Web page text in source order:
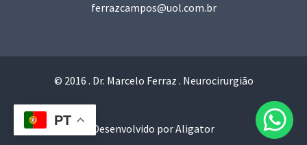
ferrazcampos@uol.com.br
© 2016 . Dr. Marcelo Ferraz . Neurocirurgião
Desenvolvido por Aligator
PT